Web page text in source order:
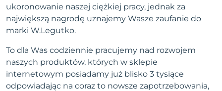
ukoronowanie naszej ciężkiej pracy, jednak za
największą nagrodę uznajemy Wasze zaufanie do
marki W.Legutko.
To dla Was codziennie pracujemy nad rozwojem
naszych produktów, których w sklepie
internetowym posiadamy już blisko 3 tysiące
odpowiadając na coraz to nowsze zapotrzebowania,